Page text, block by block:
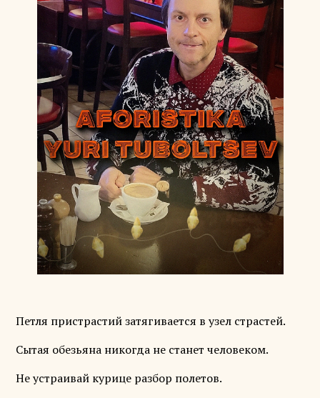
Петля пристрастий затягивается в узел страстей.
Сытая обезьяна никогда не станет человеком.
Не устраивай курице разбор полетов.